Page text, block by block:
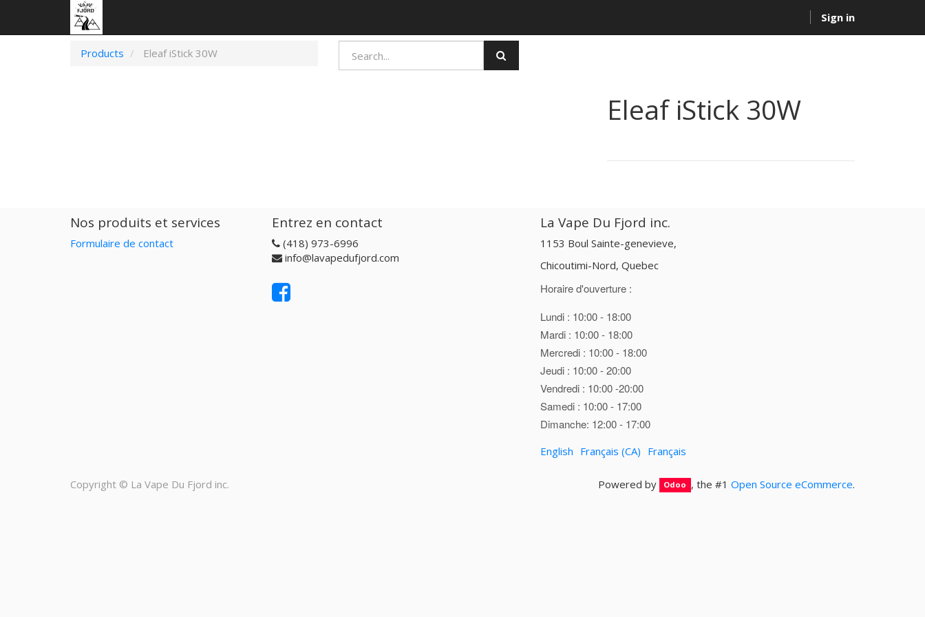
Sign in
Products Eleaf iStick 30W
Eleaf iStick 30W
Nos produits et services
Formulaire de contact
Entrez en contact
(418) 973-6996
info@lavapedufjord.com
La Vape Du Fjord inc.
1153 Boul Sainte-genevieve,
Chicoutimi-Nord, Quebec
Horaire d'ouverture :
Lundi : 10:00 - 18:00
Mardi : 10:00 - 18:00
Mercredi : 10:00 - 18:00
Jeudi : 10:00 - 20:00
Vendredi : 10:00 -20:00
Samedi : 10:00 - 17:00
Dimanche: 12:00 - 17:00
English Français (CA) Français
Powered by Odoo , the #1 Open Source eCommerce.
Copyright © La Vape Du Fjord inc.